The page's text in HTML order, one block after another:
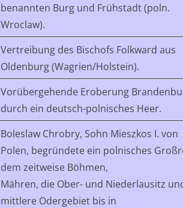
benannten Burg und Frühstadt (poln.
Wroclaw).
Vertreibung des Bischofs Folkward aus
Oldenburg (Wagrien/Holstein).
Vorübergehende Eroberung
durch ein deutsch-polnisches Heer.
Boleslaw Chrobry, Sohn Mieszkos I. von
Polen, begründete ein polnisches
dem zeitweise Böhmen,
Mähren, die Ober- und Niederlausitz
mittlere Odergebiet bis in